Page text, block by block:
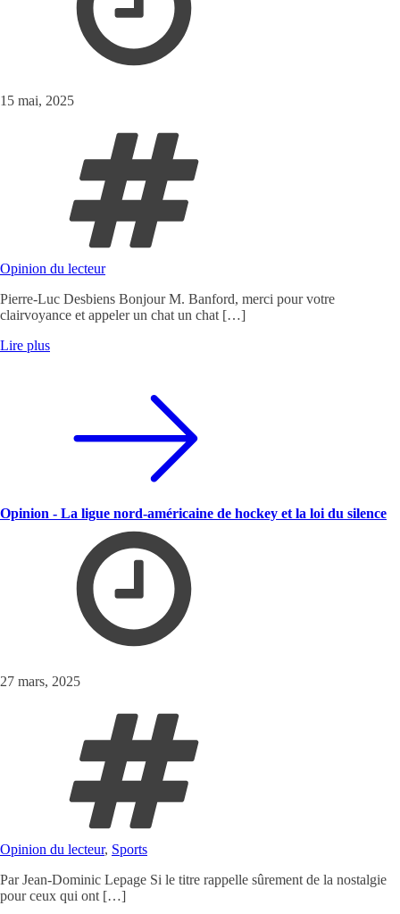
15 mai, 2025
Opinion du lecteur
Pierre-Luc Desbiens Bonjour M. Banford, merci pour votre
clairvoyance et appeler un chat un chat […]
Lire plus
Opinion - La ligue nord-américaine de hockey et la loi du silence
27 mars, 2025
Opinion du lecteur, Sports
Par Jean-Dominic Lepage Si le titre rappelle sûrement de la nostalgie
pour ceux qui ont […]